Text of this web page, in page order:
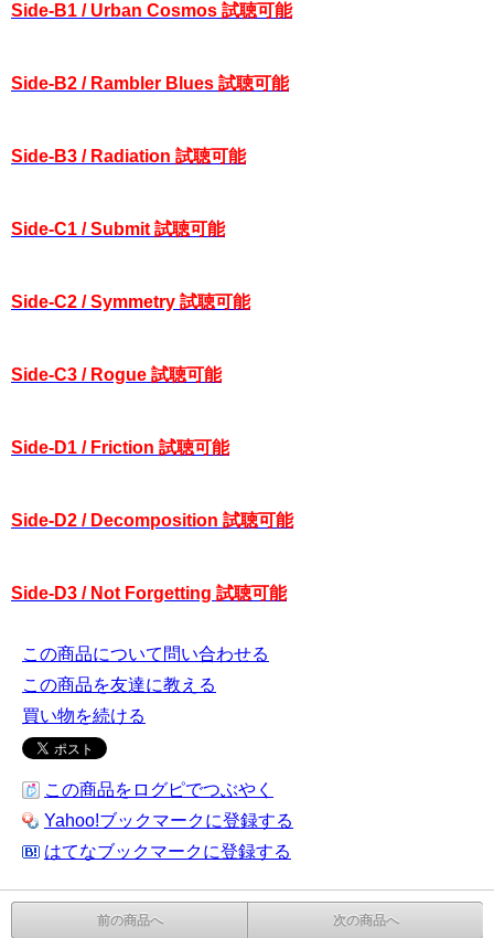
Side-B1 / Urban Cosmos 試聴可能
Side-B2 / Rambler Blues 試聴可能
Side-B3 / Radiation 試聴可能
Side-C1 / Submit 試聴可能
Side-C2 / Symmetry 試聴可能
Side-C3 / Rogue 試聴可能
Side-D1 / Friction 試聴可能
Side-D2 / Decomposition 試聴可能
Side-D3 / Not Forgetting 試聴可能
この商品について問い合わせる
この商品を友達に教える
買い物を続ける
この商品をログピでつぶやく
Yahoo!ブックマークに登録する
はてなブックマークに登録する
前の商品へ 次の商品へ